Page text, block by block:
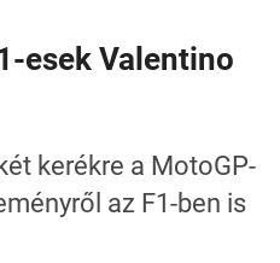
esek Valentino
kerékre a MotoGP-
az F1-ben is